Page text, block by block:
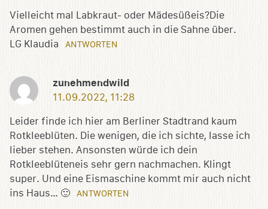
Vielleicht mal Labkraut- oder Mädesüßeis?Die
Aromen gehen bestimmt auch in die Sahne über.
LG Klaudia
ANTWORTEN
zunehmendwild
11.09.2022, 11:28
Leider finde ich hier am Berliner Stadtrand kaum
Rotkleeblüten. Die wenigen, die ich sichte, lasse ich
lieber stehen. Ansonsten würde ich dein
Rotkleeblüteneis sehr gern nachmachen. Klingt
super. Und eine Eismaschine kommt mir auch nicht
ins Haus… 🙂
ANTWORTEN